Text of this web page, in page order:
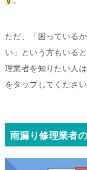
ただ、「困っている
い」という方もいる
理業者を知りたい人
をタップしてください
雨漏り修理業者